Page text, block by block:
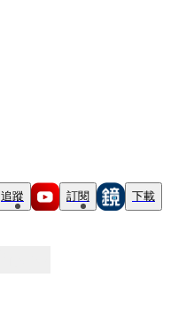
追蹤 訂閱 下載